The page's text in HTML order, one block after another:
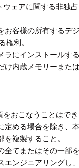
ウェアに関する非独
お客様の所有するデ
権利。
ラにインストールす
け内蔵メモリーまた
おこなうことはでき
定める場合を除き、
複製すること。
全てまたはその一部
エンジニアリングし